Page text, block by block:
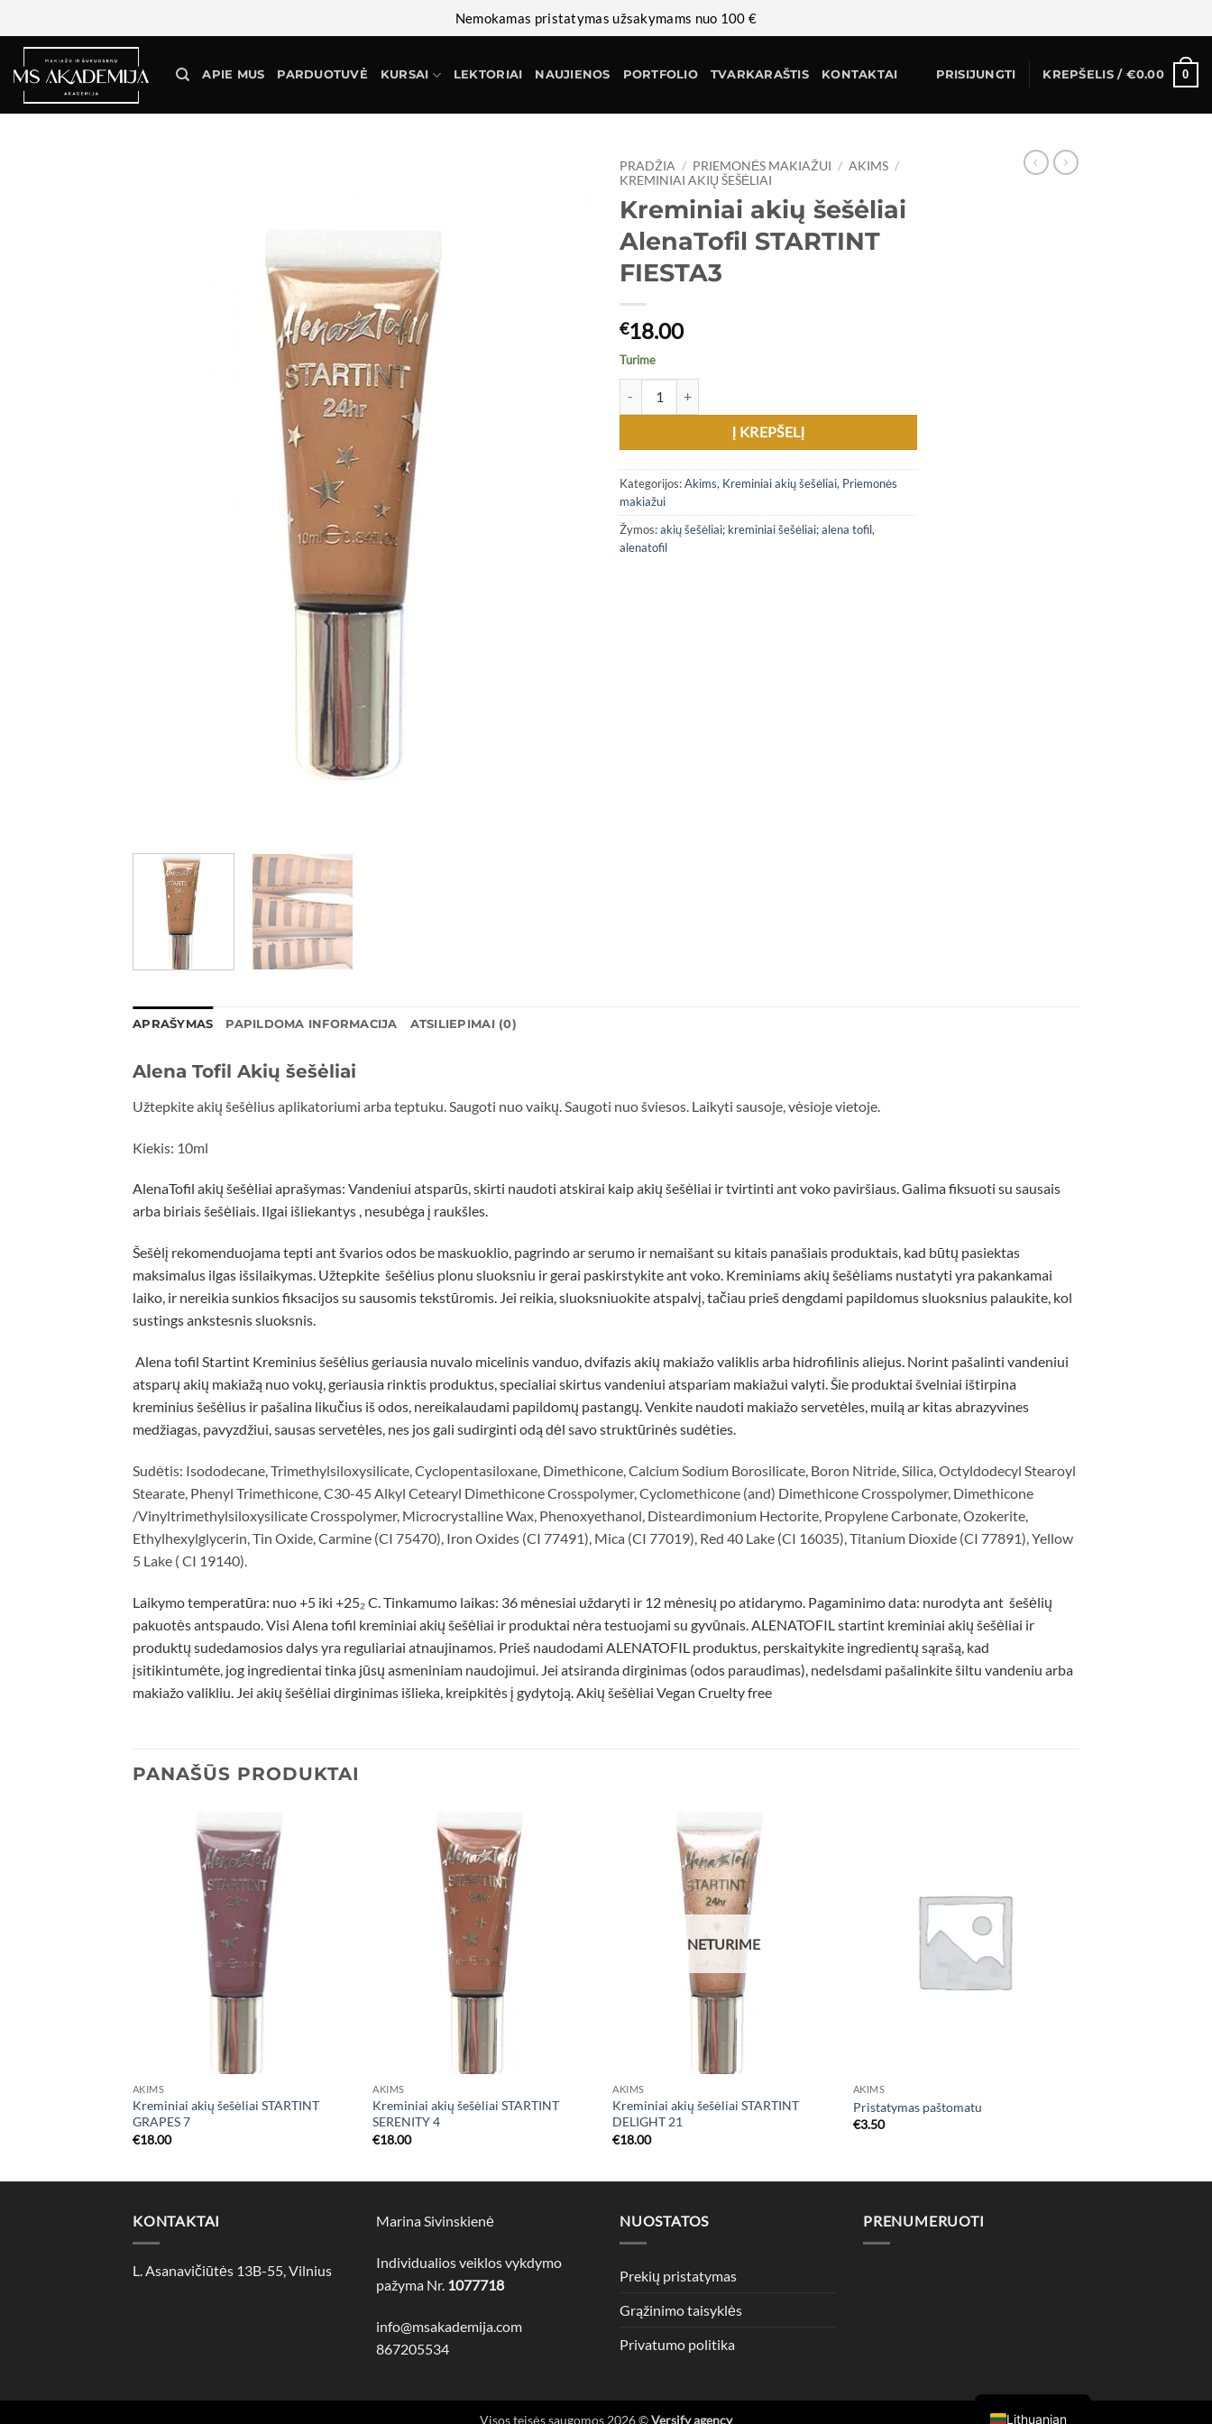
Nemokamas pristatymas užsakymams nuo 100 €
APIE MUS PARDUOTUVĖ KURSAI LEKTORIAI NAUJIENOS PORTFOLIO TVARKARAŠTIS KONTAKTAI PRISIJUNGTI KREPŠELIS / €0.00 0
PRADŽIA / PRIEMONĖS MAKIAŽUI / AKIMS /
KREMINIAI AKIŲ ŠEŠĖLIAI
Kreminiai akių šešėliai
AlenaTofil STARTINT
FIESTA3
€18.00
Turime
Į KREPŠELĮ
Kategorijos:Akims, Kreminiai akių šešėliai, Priemonės
makiažui
Žymos:akių šešėliai; kreminiai šešėliai; alena tofil,
alenatofil
APRAŠYMAS PAPILDOMA INFORMACIJA ATSILIEPIMAI (0)
Alena Tofil Akių šešėliai
Užtepkite akių šešėlius aplikatoriumi arba teptuku. Saugoti nuo vaikų. Saugoti nuo šviesos. Laikyti sausoje, vėsioje vietoje.
Kiekis: 10ml
AlenaTofil akių šešėliai aprašymas: Vandeniui atsparūs, skirti naudoti atskirai kaip akių šešėliai ir tvirtinti ant voko paviršiaus. Galima fiksuoti su sausais
arba biriais šešėliais. Ilgai išliekantys , nesubėga į raukšles.
Šešėlį rekomenduojama tepti ant švarios odos be maskuoklio, pagrindo ar serumo ir nemaišant su kitais panašiais produktais, kad būtų pasiektas
maksimalus ilgas išsilaikymas. Užtepkite šešėlius plonu sluoksniu ir gerai paskirstykite ant voko. Kreminiams akių šešėliams nustatyti yra pakankamai
laiko, ir nereikia sunkios fiksacijos su sausomis tekstūromis. Jei reikia, sluoksniuokite atspalvį, tačiau prieš dengdami papildomus sluoksnius palaukite, kol
sustings ankstesnis sluoksnis.
Alena tofil Startint Kreminius šešėlius geriausia nuvalo micelinis vanduo, dvifazis akių makiažo valiklis arba hidrofilinis aliejus. Norint pašalinti vandeniui
atsparų akių makiažą nuo vokų, geriausia rinktis produktus, specialiai skirtus vandeniui atspariam makiažui valyti. Šie produktai švelniai ištirpina
kreminius šešėlius ir pašalina likučius iš odos, nereikalaudami papildomų pastangų. Venkite naudoti makiažo servetėles, muilą ar kitas abrazyvines
medžiagas, pavyzdžiui, sausas servetėles, nes jos gali sudirginti odą dėl savo struktūrinės sudėties.
Sudėtis: Isododecane, Trimethylsiloxysilicate, Cyclopentasiloxane, Dimethicone, Calcium Sodium Borosilicate, Boron Nitride, Silica, Octyldodecyl Stearoyl
Stearate, Phenyl Trimethicone, C30-45 Alkyl Cetearyl Dimethicone Crosspolymer, Cyclomethicone (and) Dimethicone Crosspolymer, Dimethicone
/Vinyltrimethylsiloxysilicate Crosspolymer, Microcrystalline Wax, Phenoxyethanol, Disteardimonium Hectorite, Propylene Carbonate, Ozokerite,
Ethylhexylglycerin, Tin Oxide, Carmine (CI 75470), Iron Oxides (CI 77491), Mica (CI 77019), Red 40 Lake (CI 16035), Titanium Dioxide (CI 77891), Yellow
5 Lake ( CI 19140).
Laikymo temperatūra: nuo +5 iki +25₂ C. Tinkamumo laikas: 36 mėnesiai uždaryti ir 12 mėnesių po atidarymo. Pagaminimo data: nurodyta ant šešėlių
pakuotės antspaudo. Visi Alena tofil kreminiai akių šešėliai ir produktai nėra testuojami su gyvūnais. ALENATOFIL startint kreminiai akių šešėliai ir
produktų sudedamosios dalys yra reguliariai atnaujinamos. Prieš naudodami ALENATOFIL produktus, perskaitykite ingredientų sąrašą, kad
įsitikintumėte, jog ingredientai tinka jūsų asmeniniam naudojimui. Jei atsiranda dirginimas (odos paraudimas), nedelsdami pašalinkite šiltu vandeniu arba
makiažo valikliu. Jei akių šešėliai dirginimas išlieka, kreipkitės į gydytoją. Akių šešėliai Vegan Cruelty free
PANAŠŪS PRODUKTAI
AKIMS
Kreminiai akių šešėliai STARTINT
GRAPES 7
€18.00
AKIMS
Kreminiai akių šešėliai STARTINT
SERENITY 4
€18.00
NETURIME
AKIMS
Kreminiai akių šešėliai STARTINT
DELIGHT 21
€18.00
AKIMS
Pristatymas paštomatu
€3.50
KONTAKTAI
L. Asanavičiūtės 13B-55, Vilnius
Marina Sivinskienė
Individualios veiklos vykdymo
pažyma Nr. 1077718
info@msakademija.com
867205534
NUOSTATOS
Prekių pristatymas
Grąžinimo taisyklės
Privatumo politika
PRENUMERUOTI
Visos teisės saugomos 2026 ©Versify agency Lithuanian